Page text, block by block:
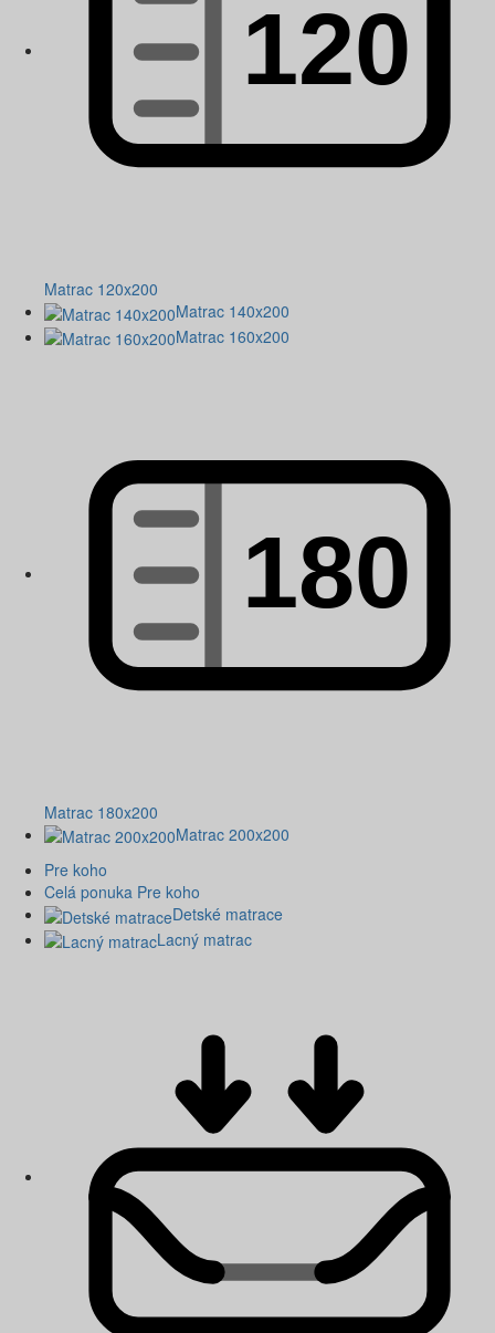
Matrac 120x200
Matrac 140x200
Matrac 160x200
Matrac 180x200
Matrac 200x200
Pre koho
Celá ponuka Pre koho
Detské matrace
Lacný matrac